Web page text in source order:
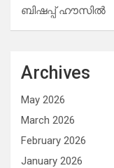
ബിഷപ്പ് ഹൗസില്‍
Archives
May 2026
March 2026
February 2026
January 2026